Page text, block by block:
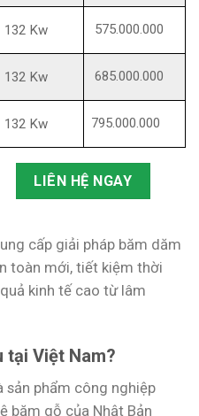
132 Kw 575.000.000
132 Kw 685.000.000
132 Kw 795.000.000
LIÊN HỆ NGAY
cấp giải pháp băm dăm
toàn mới, tiết kiệm thời
kinh tế cao từ lâm
tại Việt Nam?
sản phẩm công nghiệp
băm gỗ của Nhật Bản